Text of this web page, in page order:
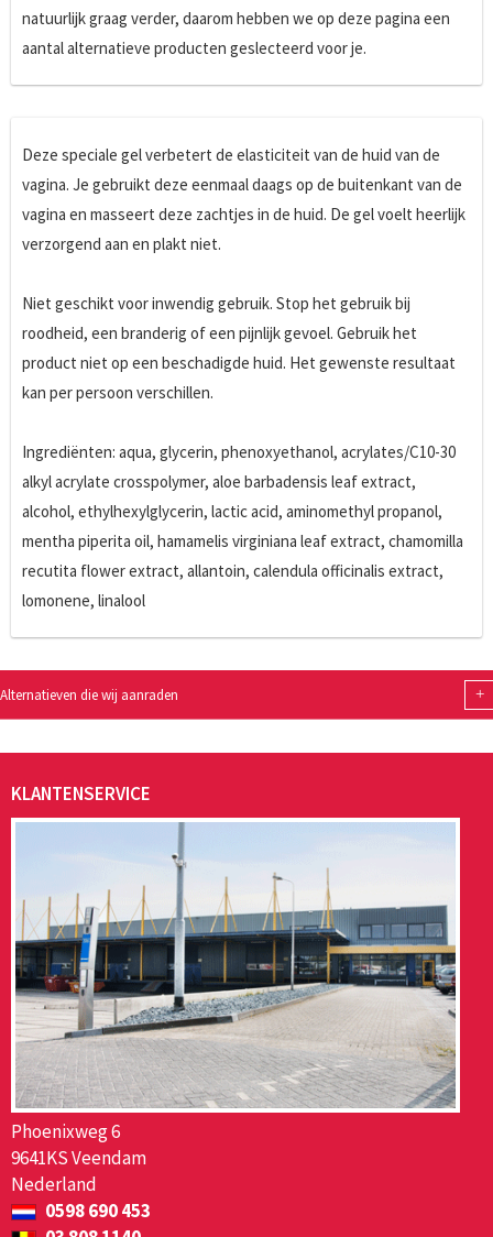
natuurlijk graag verder, daarom hebben we op deze pagina een
aantal alternatieve producten geslecteerd voor je.
Deze speciale gel verbetert de elasticiteit van de huid van de
vagina. Je gebruikt deze eenmaal daags op de buitenkant van de
vagina en masseert deze zachtjes in de huid. De gel voelt heerlijk
verzorgend aan en plakt niet.
Niet geschikt voor inwendig gebruik. Stop het gebruik bij
roodheid, een branderig of een pijnlijk gevoel. Gebruik het
product niet op een beschadigde huid. Het gewenste resultaat
kan per persoon verschillen.
Ingrediënten: aqua, glycerin, phenoxyethanol, acrylates/C10-30
alkyl acrylate crosspolymer, aloe barbadensis leaf extract,
alcohol, ethylhexylglycerin, lactic acid, aminomethyl propanol,
mentha piperita oil, hamamelis virginiana leaf extract, chamomilla
recutita flower extract, allantoin, calendula officinalis extract,
lomonene, linalool
Alternatieven die wij aanraden +
KLANTENSERVICE
Phoenixweg 6
9641KS Veendam
Nederland
0598 690 453